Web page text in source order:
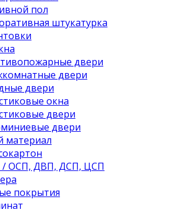
пол
штукатурка
двери
двери
двери
окна
двери
двери
материал
/ ОСП, ДВП, ДСП, ЦСП
покрытия